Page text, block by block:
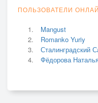
ПОЛЬЗОВАТЕЛИ
Mangust
Romanko Yuriy
Сталинградский
Фёдорова